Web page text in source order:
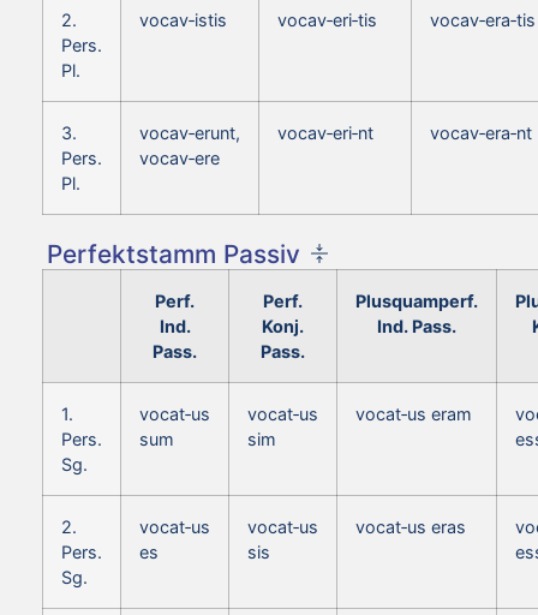
2.
Pers.
Pl.
vocav‑istis vocav‑eri‑tis vocav‑era‑tis
3.
Pers.
Pl.
vocav‑erunt,
vocav‑ere
vocav‑eri‑nt vocav‑era‑nt
Perfektstamm Passiv
Perf.
Ind.
Pass.
Perf.
Konj.
Pass.
Plusquamperf.
Ind. Pass.
1.
Pers.
Sg.
vocat‑us
sum
vocat‑us
sim
vocat‑us eram
2.
Pers.
Sg.
vocat‑us
es
vocat‑us
sis
vocat‑us eras